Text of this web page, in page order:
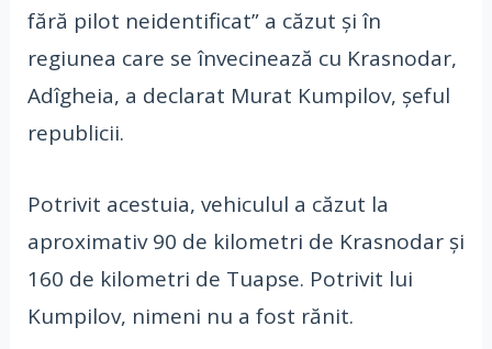
fără pilot neidentificat” a căzut și în
regiunea care se învecinează cu Krasnodar,
Adîgheia, a declarat Murat Kumpilov, șeful
republicii.
Potrivit acestuia, vehiculul a căzut la
aproximativ 90 de kilometri de Krasnodar și
160 de kilometri de Tuapse. Potrivit lui
Kumpilov, nimeni nu a fost rănit.